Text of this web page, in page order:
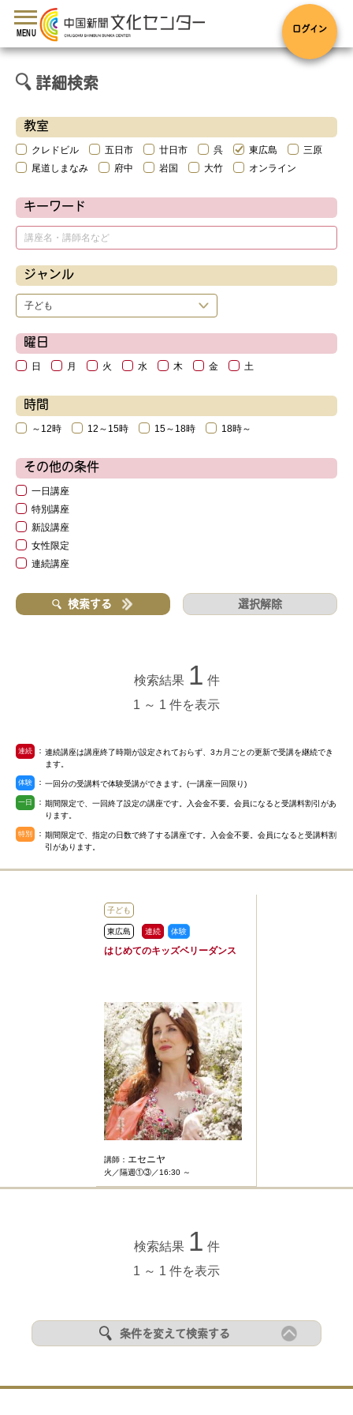
toggle
navigation
MENU ログイン
詳細検索
教室
クレドビル 五日市 廿日市 呉 東広島
三原
尾道しまなみ
府中 岩国 大竹 オンライン
キーワード
ジャンル
曜日
日 月 火 水 木 金 土
時間
～12時 12～15時 15～18時 18時～
その他の条件
一日講座
特別講座
新設講座
女性限定
連続講座
検索する 選択解除
検索結果 1 件
1 ～ 1 件を表示
連続 ： 連続講座は講座終了時期が設定されておらず、3カ月ごとの更新で受講を継続でき
ます。
体験 ： 一回分の受講料で体験受講ができます。(一講座一回限り)
一日 ： 期間限定で、一回終了設定の講座です。入会金不要。会員になると受講料割引があ
ります。
特別 ： 期間限定で、指定の日数で終了する講座です。入会金不要。会員になると受講料割
引があります。
子ども
東広島 連続 体験
はじめてのキッズベリーダンス
講師： エセニヤ
火／隔週①③／16:30 ～
検索結果 1 件
1 ～ 1 件を表示
条件を変えて検索する